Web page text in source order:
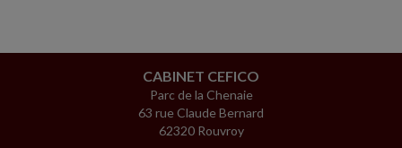
CABINET CEFICO
Parc de la Chenaie
63 rue Claude Bernard
62320 Rouvroy